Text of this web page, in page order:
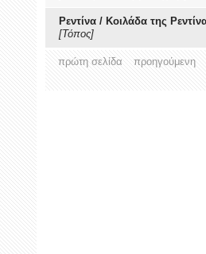
Ρεντίνα / Κοιλάδα της
[Τόπος]
πρώτη σελίδα προηγούμενη